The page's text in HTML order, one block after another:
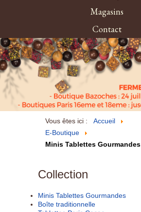
Magasins
Contact
Vous êtes ici :
Accueil
E-Boutique
Minis Tablettes Gourmandes
Collection
Minis Tablettes Gourmandes
Boîte traditionnelle